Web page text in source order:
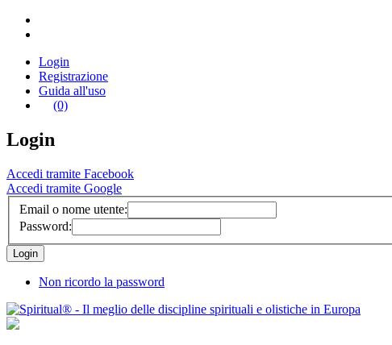
Login
Registrazione
Guida all'uso
(0)
Login
Accedi tramite Facebook
Accedi tramite Google
Email o nome utente:
Password:
Non ricordo la password